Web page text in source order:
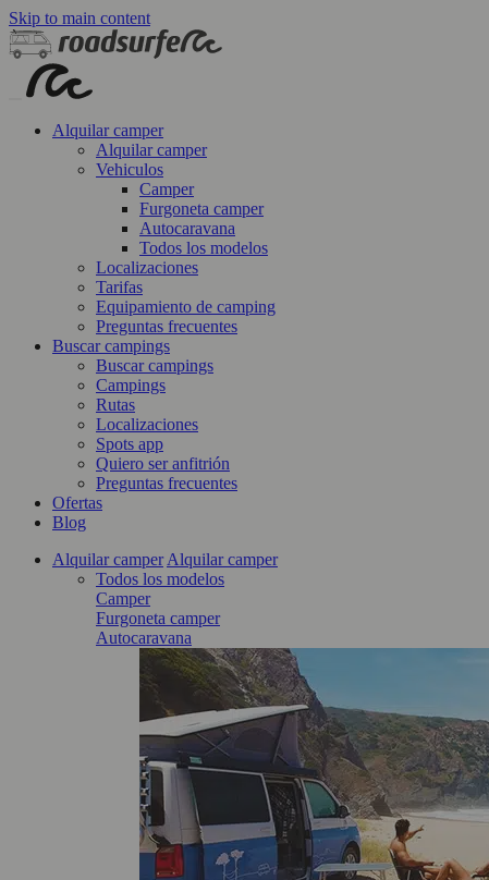
Skip to main content
Alquilar camper
Alquilar camper
Vehiculos
Camper
Furgoneta camper
Autocaravana
Todos los modelos
Localizaciones
Tarifas
Equipamiento de camping
Preguntas frecuentes
Buscar campings
Buscar campings
Campings
Rutas
Localizaciones
Spots app
Quiero ser anfitrión
Preguntas frecuentes
Ofertas
Blog
Alquilar camper Alquilar camper
Todos los modelos
Camper
Furgoneta camper
Autocaravana